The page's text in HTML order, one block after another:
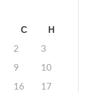
С
Н
2
3
9
10
16
17